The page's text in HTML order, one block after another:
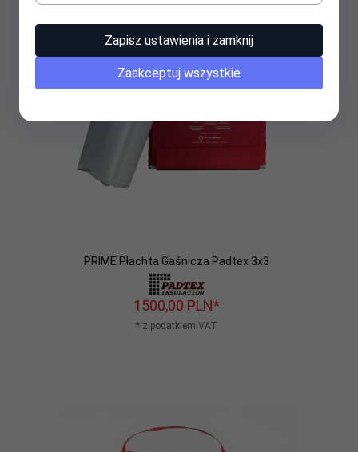
PRIME Płachta Gaśnicza Padtex 3x3
1500,00 PLN*
* z podatkiem VAT
Zapisz ustawienia i zamknij
Zaakceptuj wszystkie